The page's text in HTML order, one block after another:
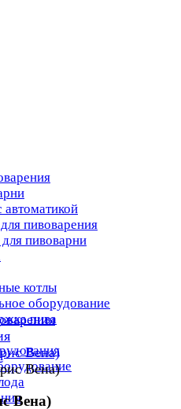
пивоварения
пивоварни
котлы
оборудование
пива
Вена)
Вена)
Вена)